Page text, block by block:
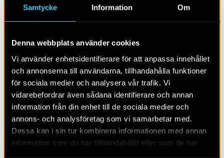
Samtycke Information Om
Denna webbplats använder cookies
Vi använder enhetsidentifierare för att anpassa innehållet
och annonserna till användarna, tillhandahålla funktioner
för sociala medier och analysera vår trafik. Vi
vidarebefordrar även sådana identifierare och annan
information från din enhet till de sociala medier och
annons- och analysföretag som vi samarbetar med.
Dessa kan i sin tur kombinera informationen med annan
information som du har tillhandahållit eller som de har
Populärvetenskap Rapporter Skola Övrigt